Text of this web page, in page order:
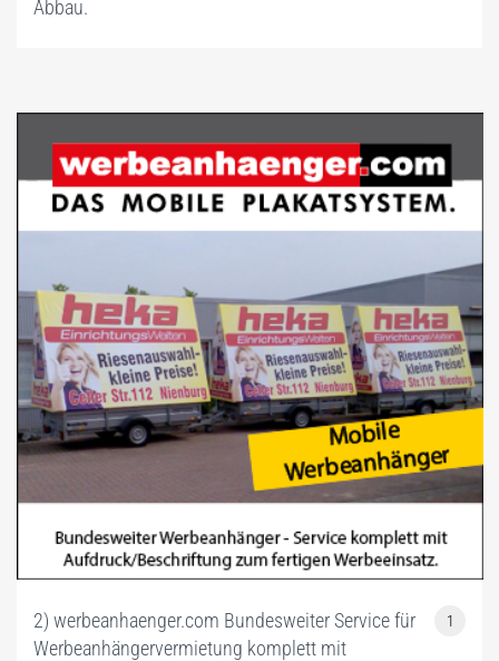
8) SO KÖNNTE EIN GESPRÄCH AUSSEHEN.
Abbau.
2) werbeanhaenger.com Bundesweiter Service für
Werbeanhängervermietung komplett mit
1